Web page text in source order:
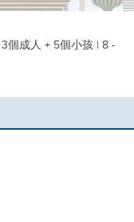
個成人 + 5個小孩 | 8 -